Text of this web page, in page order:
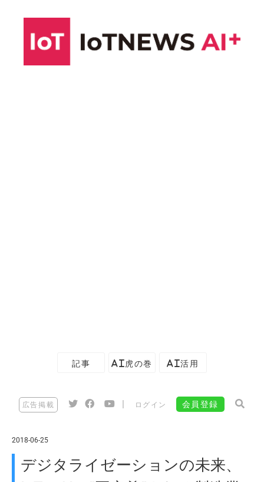
記事 AI虎の巻 AI活用
広告掲載 ログイン 会員登録
2018-06-25
デジタライゼーションの未来、